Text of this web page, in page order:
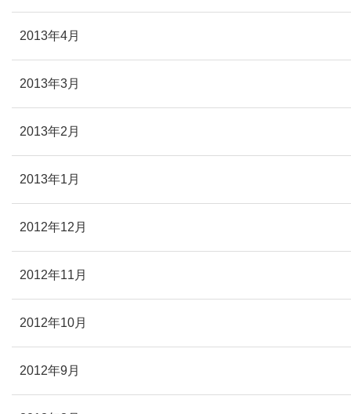
2013年4月
2013年3月
2013年2月
2013年1月
2012年12月
2012年11月
2012年10月
2012年9月